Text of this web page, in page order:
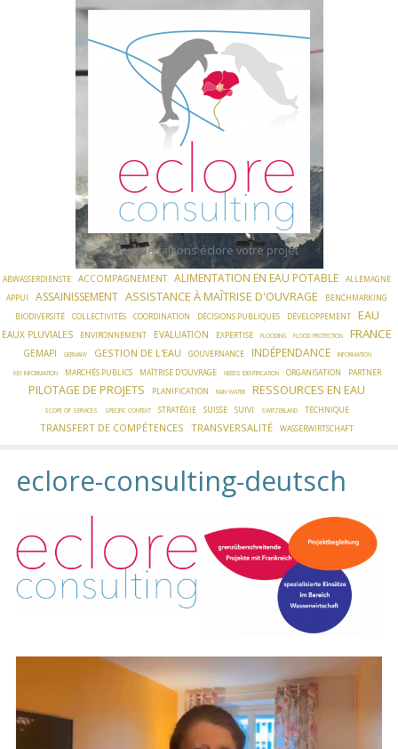
ensemble faisons éclore votre projet
ABWASSERDIENSTE ACCOMPAGNEMENT ALIMENTATION EN EAU POTABLE
ALLEMAGNE
APPUI
ASSAINISSEMENT ASSISTANCE À MAÎTRISE D'OUVRAGE
BENCHMARKING
BIODIVERSITÉ
COLLECTIVITÉS COORDINATION DÉCISIONS PUBLIQUES DÉVELOPPEMENT EAU
EAUX PLUVIALES ENVIRONNEMENT EVALUATION EXPERTISE FLOODING FLOOD PROTECTION FRANCE
GEMAPI GERMANY GESTION DE L'EAU GOUVERNANCE INDÉPENDANCE INFORMATION
KEY INFORMATION MARCHÉS PUBLICS MAÎTRISE D'OUVRAGE NEEDS IDENTIFICATION ORGANISATION PARTNER
PILOTAGE DE PROJETS PLANIFICATION RAIN WATER RESSOURCES EN EAU
SCOPE OF SERVICES SPECIFIC CONTEXT STRATÉGIE SUISSE SUIVI SWITZERLAND TECHNIQUE
TRANSFERT DE COMPÉTENCES TRANSVERSALITÉ WASSERWIRTSCHAFT
eclore-consulting-deutsch